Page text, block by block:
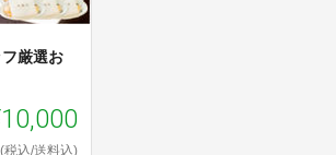
厳選お
(税込/送料込)